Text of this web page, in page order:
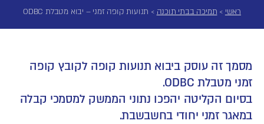
ראשי > תמיכה בבתי תוכנה > תנועות קופה זמני – יבוא מטבלת ODBC
מסמך זה עוסק ביבוא תנועות קופה לקובץ קופה
זמני מטבלת ODBC.
בסיום הקליטה יהפכו נתוני הממשק למסמכי קבלה
במאגר זמני יחודי בחשבשבת.